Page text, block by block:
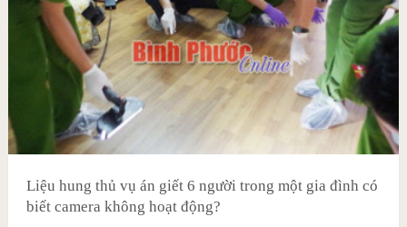
Liệu hung thủ vụ án giết 6 người trong một gia đình có
biết camera không hoạt động?